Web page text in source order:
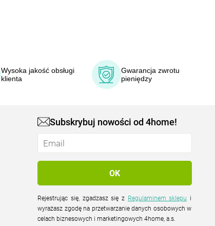
Wysoka jakość obsługi
klienta
Gwarancja zwrotu
pieniędzy
Subskrybuj nowości od 4home!
Rejestrując się, zgadzasz się z Regulaminem sklepu
wyrażasz zgodę na przetwarzanie danych osobowych w
celach biznesowych i marketingowych 4home, a.s.